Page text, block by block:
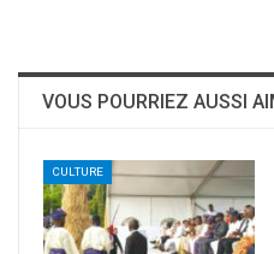
VOUS POURRIEZ AUSSI
CULTURE